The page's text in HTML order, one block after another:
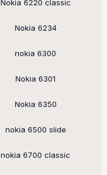
Nokia 6220 classic
Nokia 6234
nokia 6300
Nokia 6301
Nokia 6350
nokia 6500 slide
nokia 6700 classic